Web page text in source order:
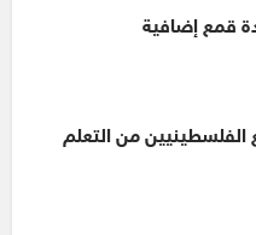
قمع إضافية
الفلسطينيين من التعلم